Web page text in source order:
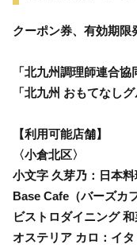
クーポン券、有効期限
「北九州調理師連合
「北九州 おもてなし
【利用可能店舗】
〈小倉北区〉
小文字 久芽乃：日本料
Base Cafe（バーズカ
ビストロダイニング
オステリア カロ：イ